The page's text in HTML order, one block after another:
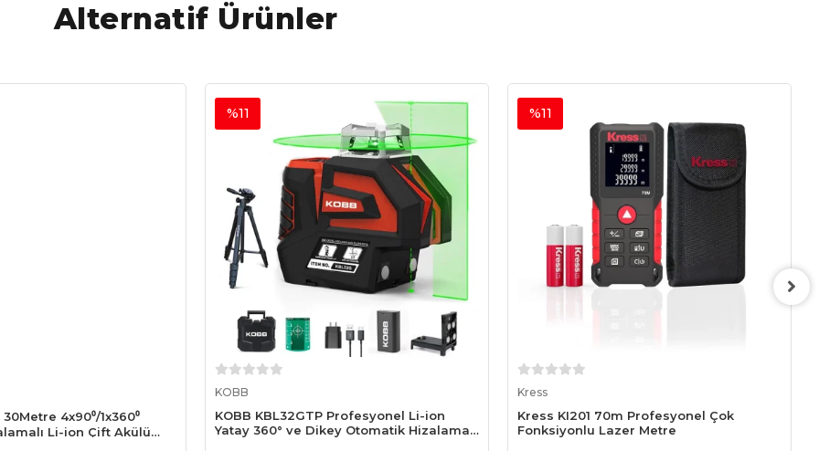
Alternatif Ürünler
30Metre 4x90⁰/1x360⁰
Li-ion Çift Akülü
KOBB
KOBB KBL32GTP Profesyonel Li-ion
Yatay 360° ve Dikey Otomatik Hizalamalı
%11
Kress
Kress KI201 70m Profesyonel Çok
Fonksiyonlu Lazer Metre
%11